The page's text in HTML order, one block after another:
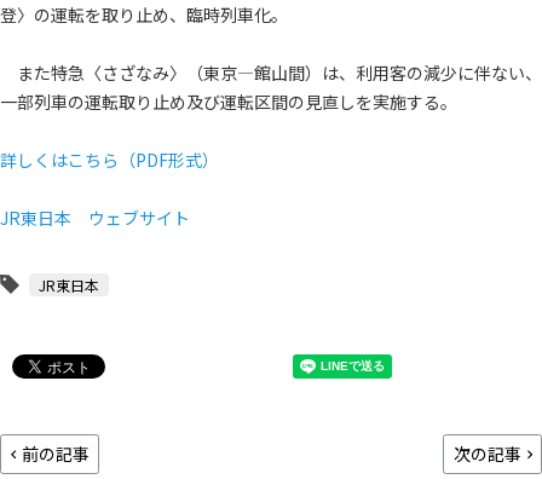
登〉の運転を取り止め、臨時列車化。
また特急〈さざなみ〉（東京―館山間）は、利用客の減少に伴ない、
一部列車の運転取り止め及び運転区間の見直しを実施する。
詳しくはこちら（PDF形式）
JR東日本 ウェブサイト
JR東日本
前の記事 次の記事